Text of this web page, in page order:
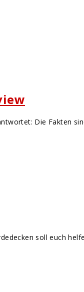
Die Fakten
soll euch